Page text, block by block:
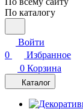
По каталогу
Войти
0
Избранное
0 Корзина
Каталог